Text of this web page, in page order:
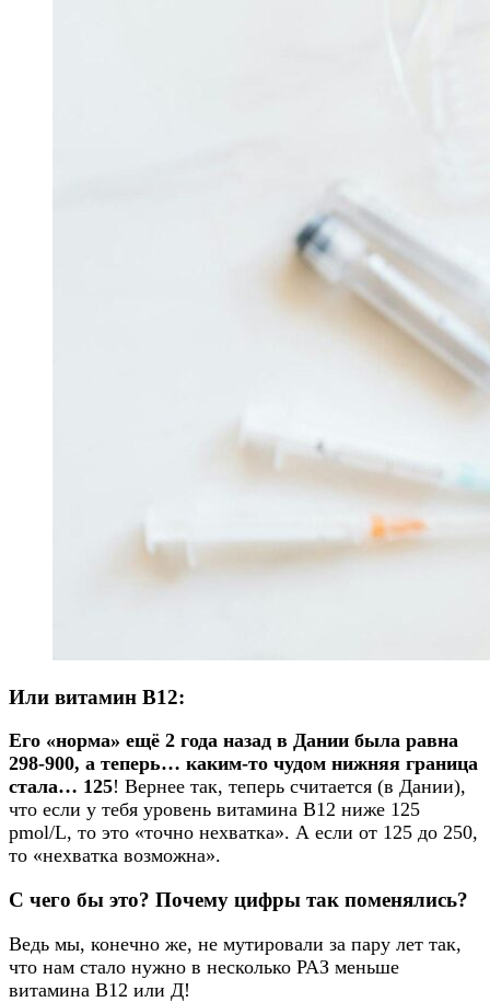
Или витамин B12:
Его «норма» ещё 2 года назад в Дании была равна
298-900, а теперь… каким-то чудом нижняя граница
стала… 125! Вернее так, теперь считается (в Дании),
что если у тебя уровень витамина В12 ниже 125
pmol/L, то это «точно нехватка». А если от 125 до 250,
то «нехватка возможна».
С чего бы это? Почему цифры так поменялись?
Ведь мы, конечно же, не мутировали за пару лет так,
что нам стало нужно в несколько РАЗ меньше
витамина В12 или Д!